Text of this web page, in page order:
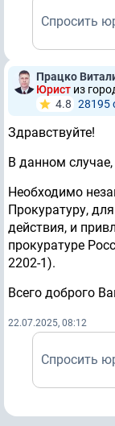
Спросить
Працко
Юрист из
4.8 28195
Здравствуйте!
В данном
Необходимо
Прокуратуру,
действия, и
прокуратуре
2202-1).
Всего доброго
22.07.2025, 08:12
Спросить